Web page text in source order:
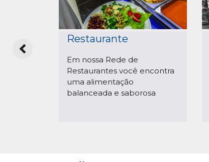
Restaurante
Em nossa Rede de
Restaurantes você encontra
uma alimentação
balanceada e saborosa